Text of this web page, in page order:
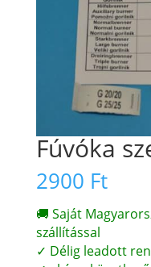
Fúvóka
2900 Ft
🚚 Saját
szállítással
✓ Délig leadott